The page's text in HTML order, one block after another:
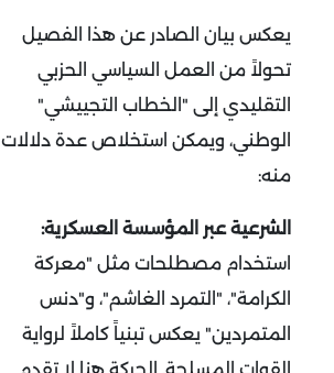
يعكس بيان الصادر عن هذا الفصيل
تحولاً من العمل السياسي الحزبي
التقليدي إلى "الخطاب التجييشي"
الوطني، ويمكن استخلاص عدة دلالات
منه:
الشرعية عبر المؤسسة العسكرية:
استخدام مصطلحات مثل "معركة
الكرامة"، "التمرد الغاشم"، و"دنس
المتمردين" يعكس تبنياً كاملاً لرواية